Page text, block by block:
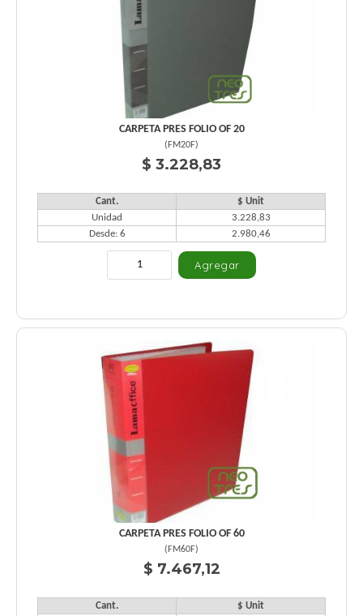
CARPETA PRES FOLIO OF 20
( FM20F)
$ 3.228,83
Cant.
$ Unit
Unidad
3.228,83
Desde: 6
2.980,46
CARPETA PRES FOLIO OF 60
( FM60F)
$ 7.467,12
Cant.
$ Unit